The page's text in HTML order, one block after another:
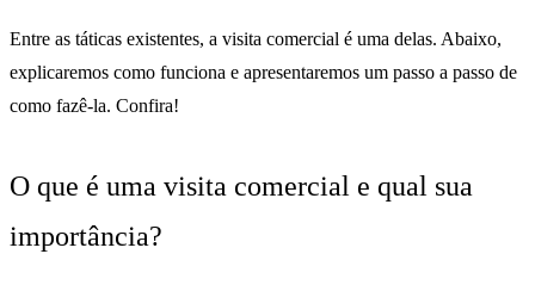
Entre as táticas existentes, a visita comercial é uma delas. Abaixo,
explicaremos como funciona e apresentaremos um passo a passo de
como fazê-la. Confira!
O que é uma visita comercial e qual sua
importância?